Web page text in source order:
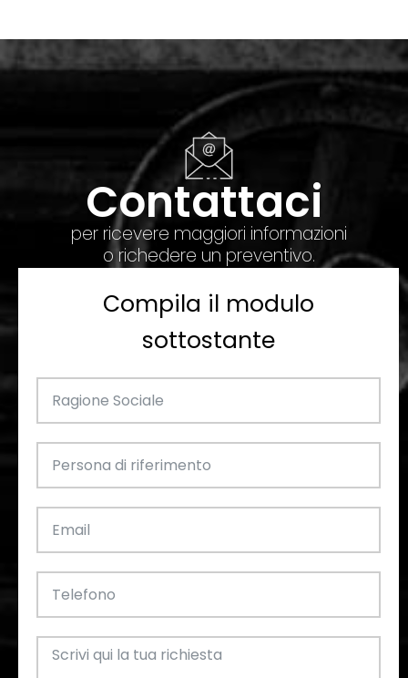
Contattaci
per ricevere maggiori informazioni
o richedere un preventivo.
Compila il modulo
sottostante